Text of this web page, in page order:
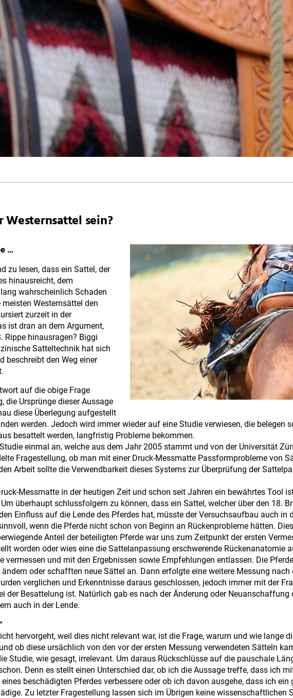
Westernsattel sein?
…
zu lesen, dass ein Sattel, der
hinausreicht, dem
wahrscheinlich Schaden
Westernsättel den
zurzeit in der
ist dran an dem Argument,
Rippe hinausragen? Biggi
Satteltechnik hat sich
beschreibt den Weg einer
auf die obige Frage
die Ursprünge dieser Aussage
diese Überlegung aufgestellt
werden. Jedoch wird immer wieder auf eine Studie verwiesen, die belegen
besattelt werden, langfristig Probleme bekommen.
einmal an, welche aus dem Jahr 2005 stammt und von der Universität
Fragestellung, ob man mit einer Druck-Messmatte Passformprobleme von
Arbeit sollte die Verwendbarkeit dieses Systems zur Überprüfung der
Messmatte in der heutigen Zeit und schon seit Jahren ein bewährtes Tool
überhaupt schlussfolgern zu können, dass ein Sattel, welcher über den 18.
Einfluss auf die Lende des Pferdes hat, müsste der Versuchsaufbau auch in
wenn die Pferde nicht schon von Beginn an Rückenprobleme hätten.
Anteil der beteiligten Pferde war uns zum Zeitpunkt der ersten
worden oder wies eine die Sattelanpassung erschwerende Rückenanatomie
vermessen und mit den Ergebnissen sowie Empfehlungen entlassen. Die
oder schafften neue Sättel an. Dann erfolgte eine weitere Messung nach
verglichen und Erkenntnisse daraus geschlossen, jedoch immer mit der
der Besattelung ist. Natürlich gab es nach der Änderung oder Neuanschaffung
auch in der Lende.
hervorgeht, weil dies nicht relevant war, ist die Frage, warum und wie lange
ob diese ursächlich von den vor der ersten Messung verwendeten Sätteln
Studie, wie gesagt, irrelevant. Um daraus Rückschlüsse auf die pauschale
Denn es stellt einen Unterschied dar, ob ich die Aussage treffe, dass ich
beschädigten Pferdes verbessere oder ob ich davon ausgehe, dass ich ein
Zu letzter Fragestellung lassen sich im Übrigen keine wissenschaftlichen